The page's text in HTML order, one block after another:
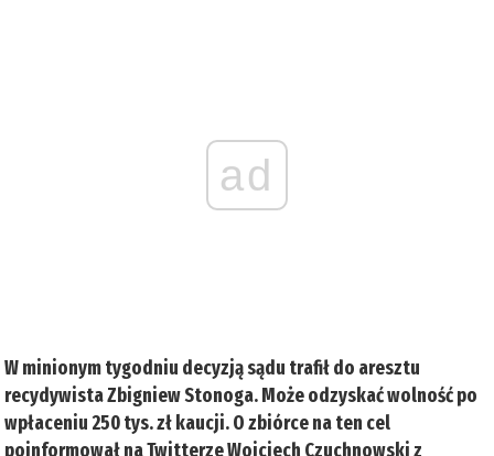
ad
W minionym tygodniu decyzją sądu trafił do aresztu
recydywista Zbigniew Stonoga. Może odzyskać wolność po
wpłaceniu 250 tys. zł kaucji. O zbiórce na ten cel
poinformował na Twitterze Wojciech Czuchnowski z